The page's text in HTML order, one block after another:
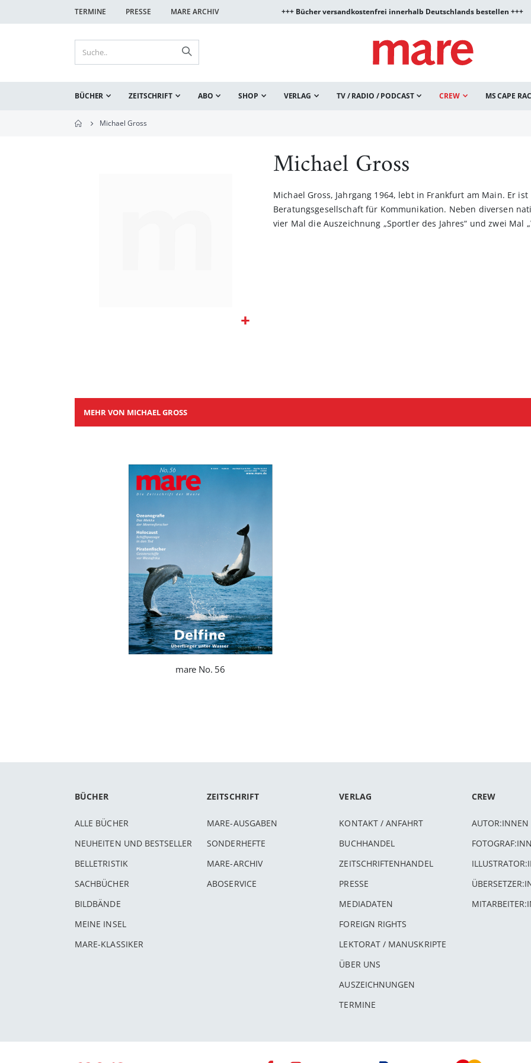
TERMINE PRESSE MARE ARCHIV +++ Bücher versandkostenfrei innerhalb Deutschlands bestellen +++
BÜCHER ZEITSCHRIFT ABO SHOP VERLAG TV / RADIO / PODCAST CREW MS CAPE
Michael Gross
Michael Gross
Michael Gross, Jahrgang 1964, lebt in Frankfurt am Main. Er
Beratungsgesellschaft für Kommunikation. Neben diversen
vier Mal die Auszeichnung „Sportler des Jahres“ und zwei Mal
MEHR VON MICHAEL GROSS
mare No. 56
BÜCHER
ALLE BÜCHER
NEUHEITEN UND BESTSELLER
BELLETRISTIK
SACHBÜCHER
BILDBÄNDE
MEINE INSEL
MARE-KLASSIKER
ZEITSCHRIFT
MARE-AUSGABEN
SONDERHEFTE
MARE-ARCHIV
ABOSERVICE
VERLAG
KONTAKT / ANFAHRT
BUCHHANDEL
ZEITSCHRIFTENHANDEL
PRESSE
MEDIADATEN
FOREIGN RIGHTS
LEKTORAT / MANUSKRIPTE
ÜBER UNS
AUSZEICHNUNGEN
TERMINE
CREW
AUTOR:INNEN